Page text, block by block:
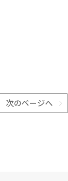
次のページへ